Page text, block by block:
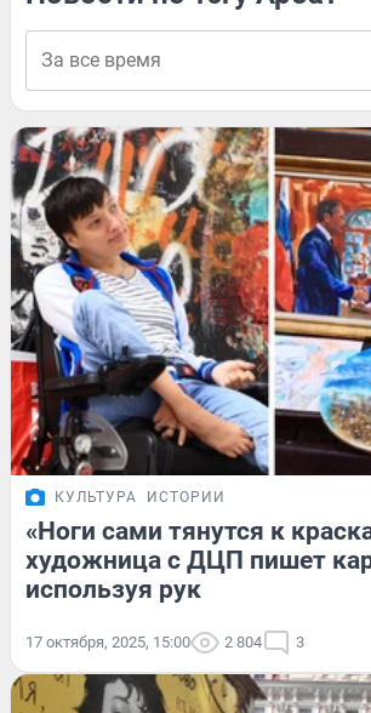
КУЛЬТУРА ИСТОРИИ
«Ноги сами тянутся к
художница с ДЦП пишет
используя рук
17 октября, 2025, 15:00 2 804 3